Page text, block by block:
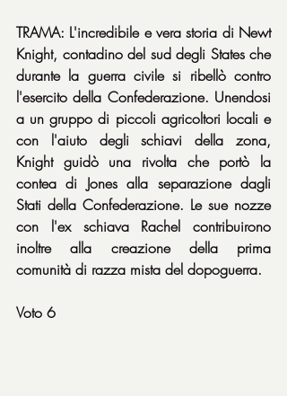
TRAMA: L'incredibile e vera storia di Newt
Knight, contadino del sud degli States che
durante la guerra civile si ribellò contro
l'esercito della Confederazione. Unendosi
a un gruppo di piccoli agricoltori locali e
con l'aiuto degli schiavi della zona,
Knight guidò una rivolta che portò la
contea di Jones alla separazione dagli
Stati della Confederazione. Le sue nozze
con l'ex schiava Rachel contribuirono
inoltre alla creazione della prima
comunità di razza mista del dopoguerra.
Voto 6